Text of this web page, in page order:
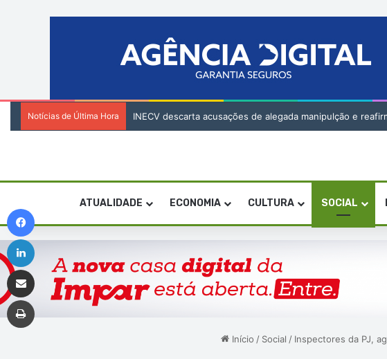
Notícias de Última Hora INECV descarta acusações de alegada manipulção e
ATUALIDADE ECONOMIA CULTURA SOCIAL
Início / Social / Inspectores da PJ,
Linkedin
Imprimir